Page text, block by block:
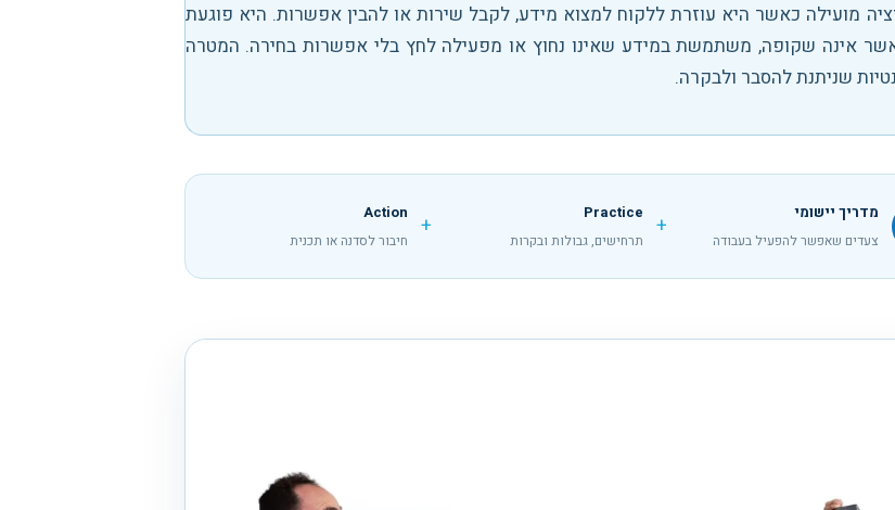
מועילה כאשר היא עוזרת ללקוח למצוא מידע, לקבל שירות או להבין אפשרות. היא פוגעת
אינה שקופה, משתמשת במידע שאינו נחוץ או מפעילה לחץ בלי אפשרות בחירה. המטרה
שניתנת להסבר ולבקרה.
מדריך יישומי
צעדים שאפשר להפעיל בעבודה +
Practice
תרחישים, גבולות ובקרות +
Action
חיבור לסדנה או תכנית